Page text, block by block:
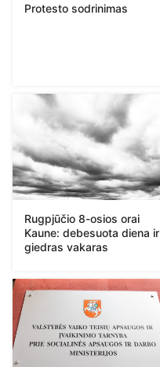
Protesto sodrinimas
Rugpjūčio 8-osios orai
Kaune: debesuota diena ir
giedras vakaras